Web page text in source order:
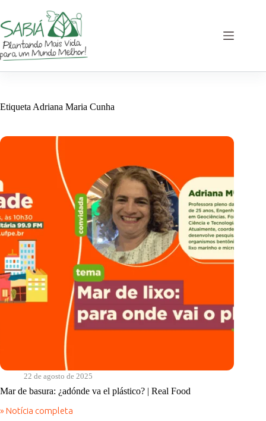
contenido
Etiqueta Adriana Maria Cunha
22 de agosto de 2025
Mar de basura: ¿adónde va el plástico? | Real Food
» Notícia completa
Mar